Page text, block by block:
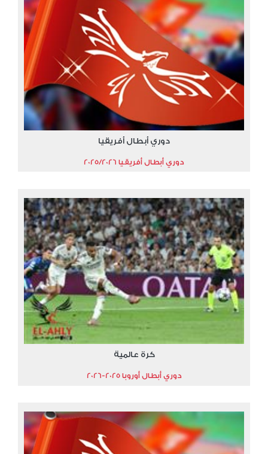
دوري أبطال أفريقيا
دوري أبطال أفريقيا 2025/2026
كرة عالمية
دوري أبطال أوروبا 2025-2026